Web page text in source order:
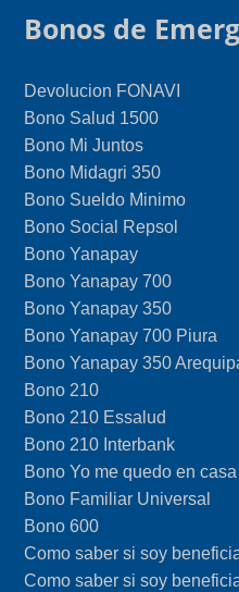
Bonos de
Devolucion FONAVI
Bono Salud 1500
Bono Mi Juntos
Bono Midagri 350
Bono Sueldo Minimo
Bono Social Repsol
Bono Yanapay
Bono Yanapay 700
Bono Yanapay 350
Bono Yanapay 700 Piura
Bono Yanapay 350
Bono 210
Bono 210 Essalud
Bono 210 Interbank
Bono Yo me quedo en casa
Bono Familiar Universal
Bono 600
Como saber si soy
Como saber si soy